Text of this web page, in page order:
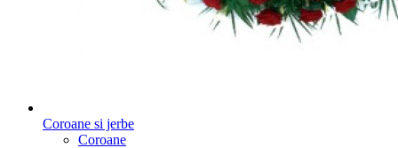
Coroane si jerbe
Coroane